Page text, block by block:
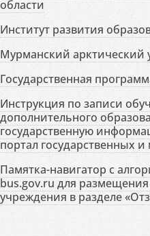
области
Институт развития
Мурманский арктический
Государственная
Инструкция по записи
дополнительного
государственную
портал государственных
Памятка-навигатор с
bus.gov.ru для
учреждения в разделе